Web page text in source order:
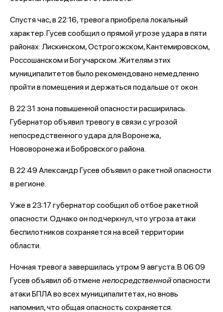
Спустя час, в 22:16, тревога приобрела локальный
характер. Гусев сообщил о прямой угрозе удара в пяти
районах: Лискинском, Острогожском, Кантемировском,
Россошанском и Богучарском. Жителям этих
муниципалитетов было рекомендовано немедленно
пройти в помещения и держаться подальше от окон.
В 22:31 зона повышенной опасности расширилась.
Губернатор объявил тревогу в связи с угрозой
непосредственного удара для Воронежа,
Нововоронежа и Бобровского района.
В 22:49 Александр Гусев объявил о ракетной опасности
в регионе.
Уже в 23:17 губернатор сообщил об отбое ракетной
опасности. Однако он подчеркнул, что угроза атаки
беспилотников сохраняется на всей территории
области.
Ночная тревога завершилась утром 9 августа. В 06:09
Гусев объявил об отмене непосредственнойопасности
атаки БПЛА во всех муниципалитетах, но вновь
напомнил, что общая опасность сохраняется.